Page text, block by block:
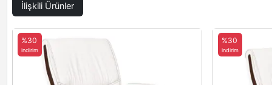
İlişkili Ürünler
%30
indirim
%30
indirim